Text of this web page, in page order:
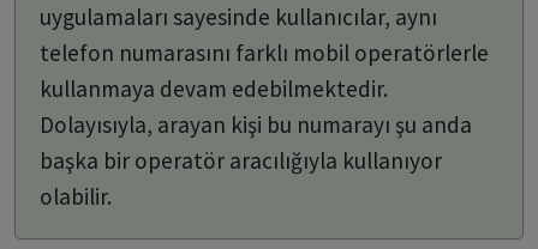
uygulamaları sayesinde kullanıcılar, aynı
telefon numarasını farklı mobil operatörlerle
kullanmaya devam edebilmektedir.
Dolayısıyla, arayan kişi bu numarayı şu anda
başka bir operatör aracılığıyla kullanıyor
olabilir.